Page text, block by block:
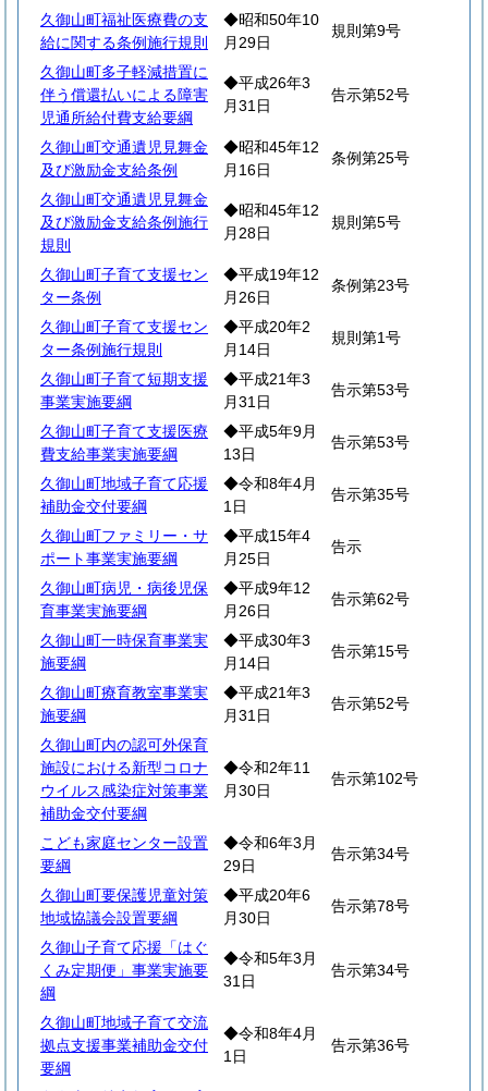
久御山町福祉医療費の支
給に関する条例施行規則
◆昭和50年10
月29日
規則第9号
久御山町多子軽減措置に
伴う償還払いによる障害
児通所給付費支給要綱
◆平成26年3
月31日
告示第52号
久御山町交通遺児見舞金
及び激励金支給条例
◆昭和45年12
月16日
条例第25号
久御山町交通遺児見舞金
及び激励金支給条例施行
規則
◆昭和45年12
月28日
規則第5号
久御山町子育て支援セン
ター条例
◆平成19年12
月26日
条例第23号
久御山町子育て支援セン
ター条例施行規則
◆平成20年2
月14日
規則第1号
久御山町子育て短期支援
事業実施要綱
◆平成21年3
月31日
告示第53号
久御山町子育て支援医療
費支給事業実施要綱
◆平成5年9月
13日
告示第53号
久御山町地域子育て応援
補助金交付要綱
◆令和8年4月
1日
告示第35号
久御山町ファミリー・サ
ポート事業実施要綱
◆平成15年4
月25日
告示
久御山町病児・病後児保
育事業実施要綱
◆平成9年12
月26日
告示第62号
久御山町一時保育事業実
施要綱
◆平成30年3
月14日
告示第15号
久御山町療育教室事業実
施要綱
◆平成21年3
月31日
告示第52号
久御山町内の認可外保育
施設における新型コロナ
ウイルス感染症対策事業
補助金交付要綱
◆令和2年11
月30日
告示第102号
こども家庭センター設置
要綱
◆令和6年3月
29日
告示第34号
久御山町要保護児童対策
地域協議会設置要綱
◆平成20年6
月30日
告示第78号
久御山子育て応援「はぐ
くみ定期便」事業実施要
綱
◆令和5年3月
31日
告示第34号
久御山町地域子育て交流
拠点支援事業補助金交付
要綱
◆令和8年4月
1日
告示第36号